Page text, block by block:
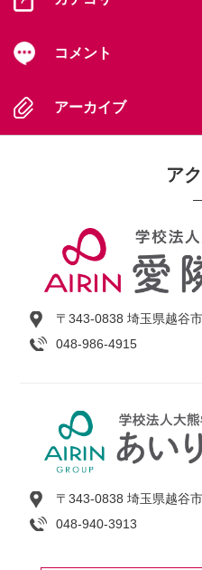
コメント
アーカイブ
ア
〒343-0838 埼玉県越谷
048-986-4915
〒343-0838 埼玉県越谷
048-940-3913